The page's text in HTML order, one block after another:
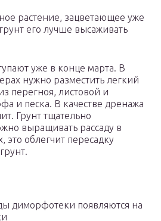
растение, зацветающее уже
его лучше высаживать
уже в конце марта. В
нужно разместить легкий
перегноя, листовой и
и песка. В качестве дренажа
Грунт тщательно
выращивать рассаду в
облегчит пересадку
диморфотеки появляются на